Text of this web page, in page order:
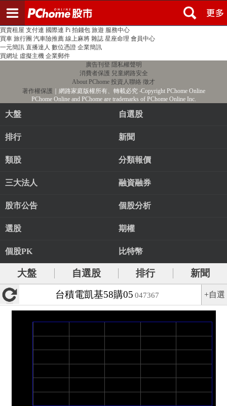
PChome首頁 線上購物 24h購物 書店
買賣租屋 支付連 國際連 Pi 拍錢包 旅遊 服務中心
買車 旅行團 汽車險推薦 線上麻將 雜誌 星座命理 會員中心
一元簡訊 直播達人 數位憑證 企業簡訊
買網址 虛擬主機 企業郵件
廣告刊登 隱私權聲明
消費者保護 兒童網路安全
About PChome 投資人聯絡 徵才
著作權保護 ｜網路家庭版權所有、轉載必究‧Copyright PChome Online
PChome Online and PChome are trademarks of PChome Online Inc.
大盤 自選股
排行 新聞
類股 分類報價
三大法人 融資融券
股市公告 個股分析
選股 期權
個股PK 比特幣
大盤 自選股 排行
新聞
台積電凱基58購05 047367 +自選